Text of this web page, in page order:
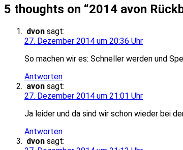
5 thoughts on “2014 avon
dvon sagt:
27. Dezember 2014 um 20:36 Uhr
So machen wir es: Schneller werden und
Antworten
avon sagt:
27. Dezember 2014 um 21:01 Uhr
Ja leider und da sind wir schon wieder bei
Antworten
dvon sagt: